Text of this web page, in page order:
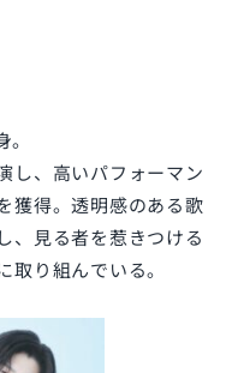
し、高いパフォーマン
獲得。透明感のある歌
、見る者を惹きつける
り組んでいる。